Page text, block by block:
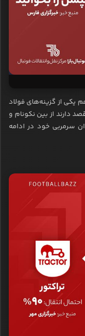
یکی از گزینه‌های فولاد
دارند از بین نکونام و
سرمربی خود در ادامه